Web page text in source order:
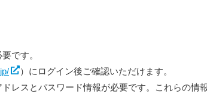
です。
）にログイン後ご確認いただけます。
レスとパスワード情報が必要です。これらの情